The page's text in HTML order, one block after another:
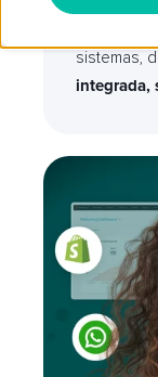
sistemas,
integrada,